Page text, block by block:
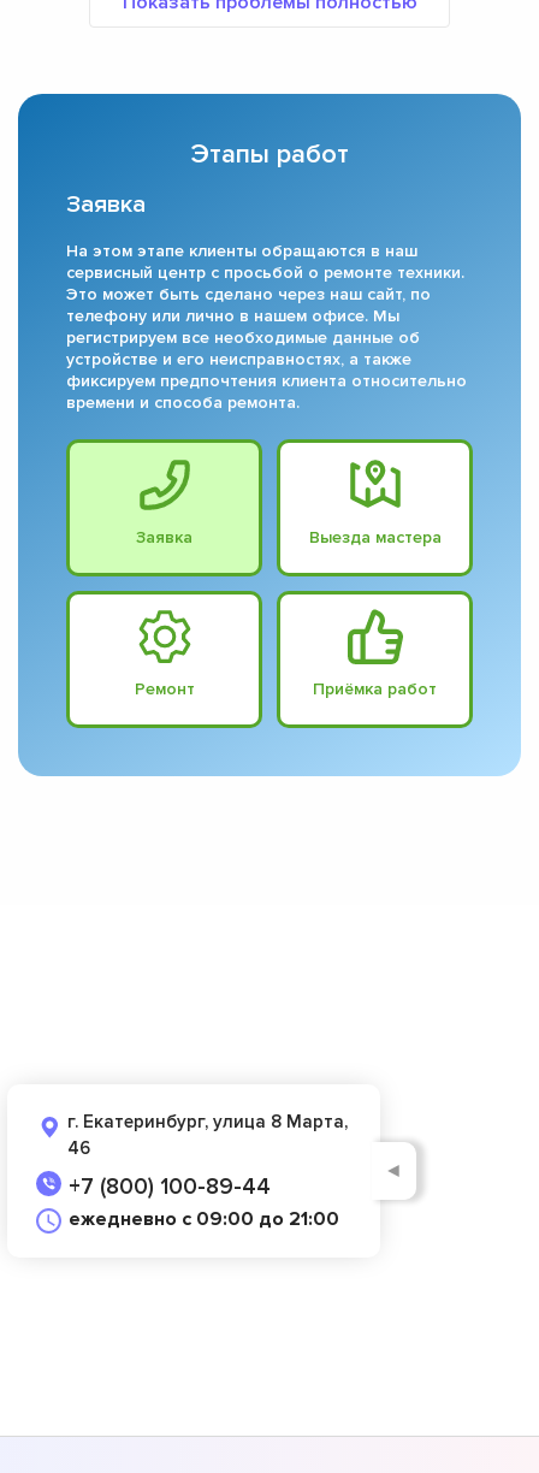
Этапы работ
Заявка
На этом этапе клиенты обращаются в наш
сервисный центр с просьбой о ремонте техники.
Это может быть сделано через наш сайт, по
телефону или лично в нашем офисе. Мы
регистрируем все необходимые данные об
устройстве и его неисправностях, а также
фиксируем предпочтения клиента относительно
времени и способа ремонта.
Заявка Выезда мастера
Ремонт Приёмка работ
г. Екатеринбург, улица 8 Марта,
46
+7 (800) 100-89-44
ежедневно с 09:00 до 21:00
◄